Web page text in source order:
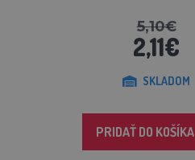
5,10€
2,11€
SKLADOM
PRIDAŤ DO KOŠÍKA